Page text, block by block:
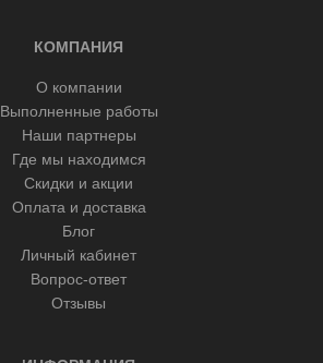
КОМПАНИЯ
О компании
Выполненные работы
Наши партнеры
Где мы находимся
Скидки и акции
Оплата и доставка
Блог
Личный кабинет
Вопрос-ответ
Отзывы